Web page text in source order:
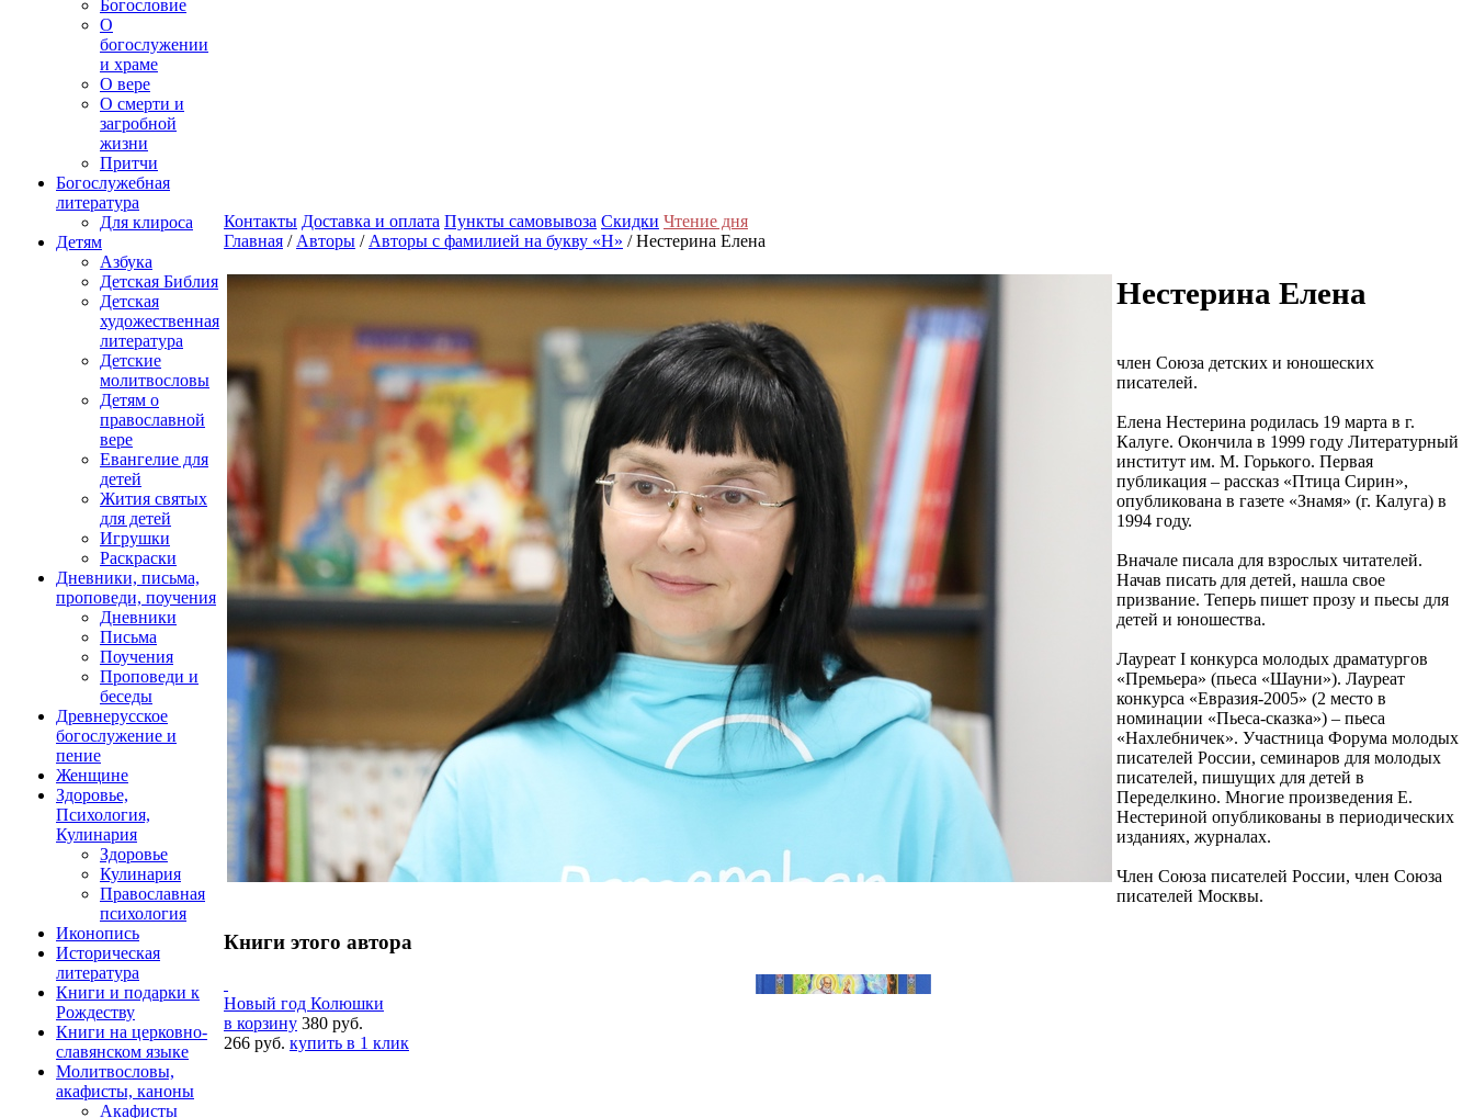
Богословие
О
богослужении
и храме
О вере
О смерти и
загробной
жизни
Притчи
Богослужебная
литература
Для клироса
Детям
Азбука
Детская Библия
Детская
художественная
литература
Детские
молитвословы
Детям о
православной
вере
Евангелие для
детей
Жития святых
для детей
Игрушки
Раскраски
Дневники, письма,
проповеди, поучения
Дневники
Письма
Поучения
Проповеди и
беседы
Древнерусское
богослужение и
пение
Женщине
Здоровье,
Психология,
Кулинария
Здоровье
Кулинария
Православная
психология
Иконопись
Историческая
литература
Книги и подарки к
Рождеству
Книги на церковно-
славянском языке
Молитвословы,
акафисты, каноны
Акафисты
Контакты Доставка и оплата Пункты самовывоза Скидки Чтение дня
Главная / Авторы / Авторы с фамилией на букву «Н» / Нестерина Елена
Нестерина Елена
член Союза детских и юношеских
писателей.
Елена Нестерина родилась 19 марта в г.
Калуге. Окончила в 1999 году Литературный
институт им. М. Горького. Первая
публикация – рассказ «Птица Сирин»,
опубликована в газете «Знамя» (г. Калуга) в
1994 году.
Вначале писала для взрослых читателей.
Начав писать для детей, нашла свое
призвание. Теперь пишет прозу и пьесы для
детей и юношества.
Лауреат I конкурса молодых драматургов
«Премьера» (пьеса «Шауни»). Лауреат
конкурса «Евразия-2005» (2 место в
номинации «Пьеса-сказка») – пьеса
«Нахлебничек». Участница Форума молодых
писателей России, семинаров для молодых
писателей, пишущих для детей в
Переделкино. Многие произведения Е.
Нестериной опубликованы в периодических
изданиях, журналах.
Член Союза писателей России, член Союза
писателей Москвы.
Книги этого автора
Новый год Колюшки
в корзину 380 руб.
266 руб. купить в 1 клик